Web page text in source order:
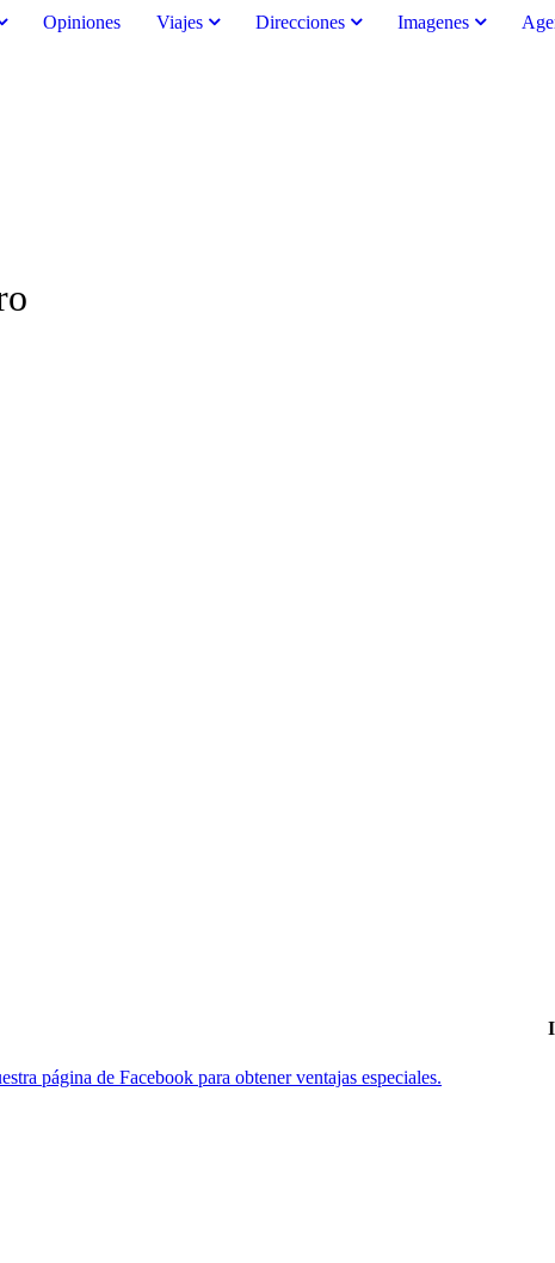
Opiniones Viajes Direcciones Imagenes
página de Facebook para obtener ventajas especiales.